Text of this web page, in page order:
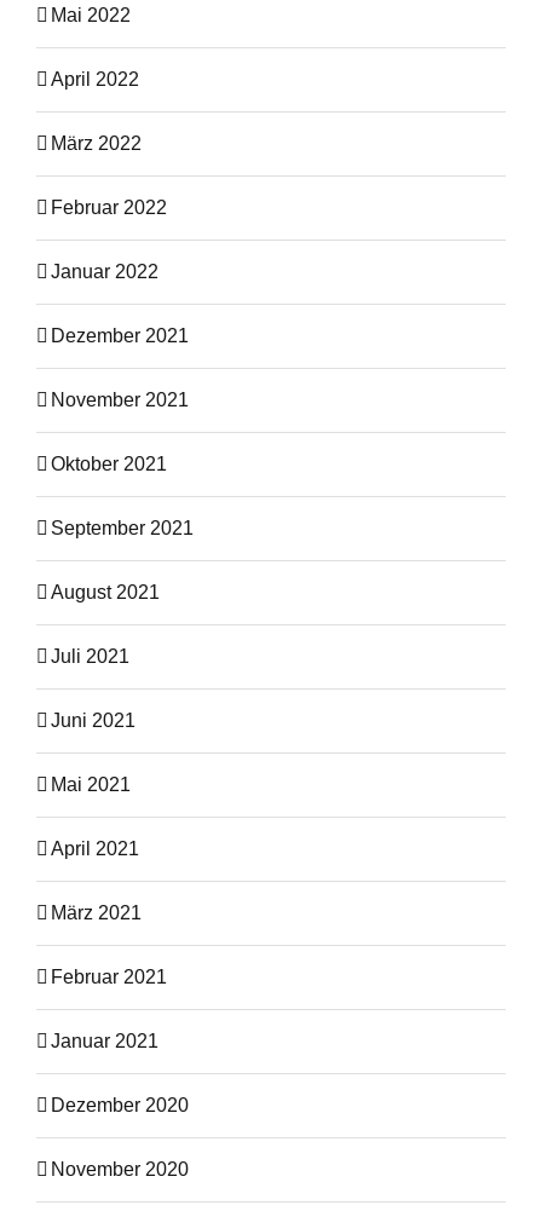
Mai 2022
April 2022
März 2022
Februar 2022
Januar 2022
Dezember 2021
November 2021
Oktober 2021
September 2021
August 2021
Juli 2021
Juni 2021
Mai 2021
April 2021
März 2021
Februar 2021
Januar 2021
Dezember 2020
November 2020